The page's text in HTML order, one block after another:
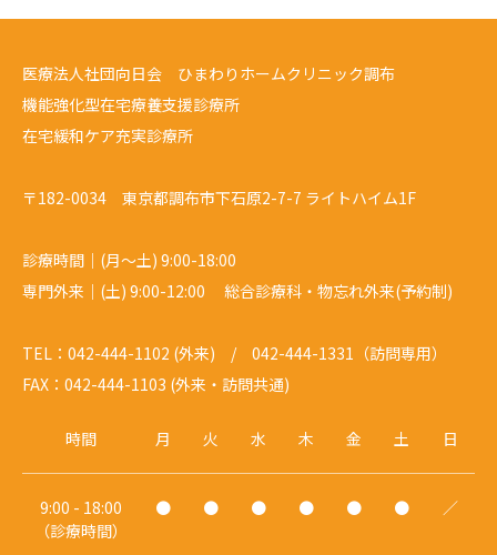
医療法人社団向日会 ひまわりホームクリニック調布
機能強化型在宅療養支援診療所
在宅緩和ケア充実診療所
〒182-0034 東京都調布市下石原2-7-7 ライトハイム1F
診療時間｜(月～土) 9:00-18:00
専門外来｜(土) 9:00-12:00 総合診療科・物忘れ外来(予約制)
TEL：042-444-1102 (外来) / 042-444-1331（訪問専用）
FAX：042-444-1103 (外来・訪問共通)
時間 月 火 水 木 金 土 日
9:00 - 18:00
（診療時間）
● ● ● ● ● ● ／